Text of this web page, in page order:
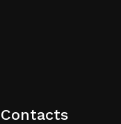
Contacts